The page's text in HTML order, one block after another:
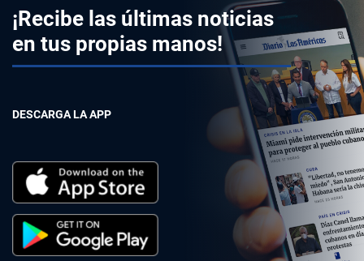
¡Recibe las últimas noticias
en tus propias manos!
DESCARGA LA APP